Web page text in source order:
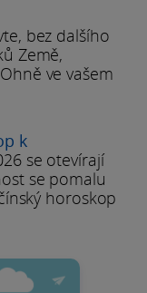
bez dalšího
Země,
ve vašem
k
se otevírají
se pomalu
horoskop